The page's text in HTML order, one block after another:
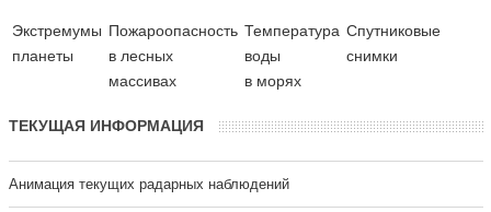
Экстремумы
планеты
Пожароопасность
в лесных
массивах
Температура
воды
в морях
Cпутниковые
снимки
ТЕКУЩАЯ ИНФОРМАЦИЯ
Анимация текущих радарных наблюдений